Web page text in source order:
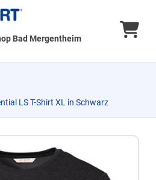
Bad Mergentheim
LS T-Shirt XL in Schwarz